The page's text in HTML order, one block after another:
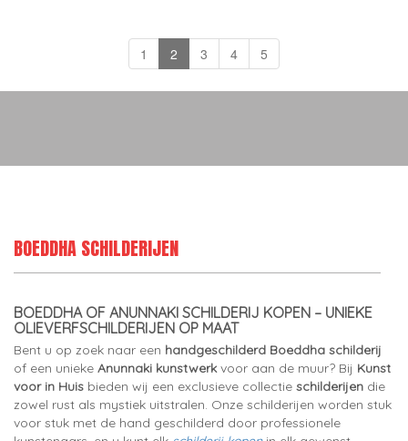
1 2 3 4 5
BOEDDHA SCHILDERIJEN
BOEDDHA OF ANUNNAKI SCHILDERIJ KOPEN – UNIEKE
OLIEVERFSCHILDERIJEN OP MAAT
Bent u op zoek naar een handgeschilderd Boeddha schilderij
of een unieke Anunnaki kunstwerkvoor aan de muur? Bij Kunst
voor in Huis bieden wij een exclusieve collectie schilderijen die
zowel rust als mystiek uitstralen. Onze schilderijen worden stuk
voor stuk met de hand geschilderd door professionele